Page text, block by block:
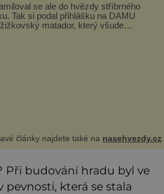
se ale do hvězdy stříbrného
Tak si podal přihlášku na DAMU
matador, který všude
články najdete také na nasehvezdy.cz
Při budování hradu byl ve
pevnosti, která se stala